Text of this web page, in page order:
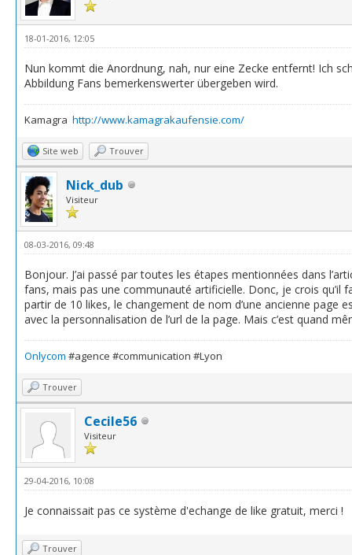
18-01-2016, 12:05
Nun kommt die Anordnung, nah, nur eine Zecke entfernt! Ich
Abbildung Fans bemerkenswerter übergeben wird.
Kamagra http://www.kamagrakaufensie.com/
Site web Trouver
Nick_dub
Visiteur
08-03-2016, 09:48
Bonjour. J’ai passé par toutes les étapes mentionnées dans
fans, mais pas une communauté artificielle. Donc, je crois qu’il
partir de 10 likes, le changement de nom d’une ancienne
avec la personnalisation de l’url de la page. Mais c’est quand
Onlycom #agence #communication #Lyon
Trouver
Cecile56
Visiteur
29-04-2016, 10:08
Je connaissait pas ce système d'echange de like gratuit, merci !
Trouver